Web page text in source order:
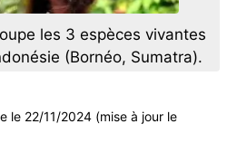
les 3 espèces vivantes
(Bornéo, Sumatra).
le 22/11/2024 (mise à jour le